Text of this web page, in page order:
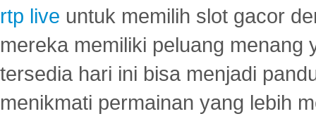
rtp live untuk memilih slot gacor
mereka memiliki peluang menang
tersedia hari ini bisa menjadi
menikmati permainan yang lebih